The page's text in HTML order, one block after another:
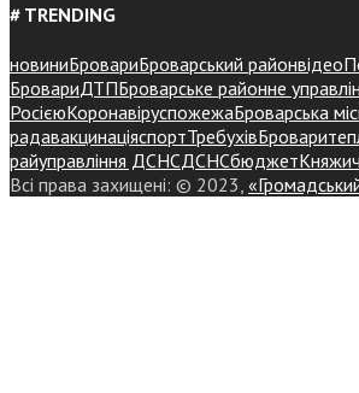
# TRENDING
новиниБровариБроварський районвідео
БровариДТПБроварське районне
РосієюКоронавіруспожежаБроварська
радавакцинаціяспортТребухів
райуправління ДСНСДСНСбюджет
Всі права захищені: © 2023,